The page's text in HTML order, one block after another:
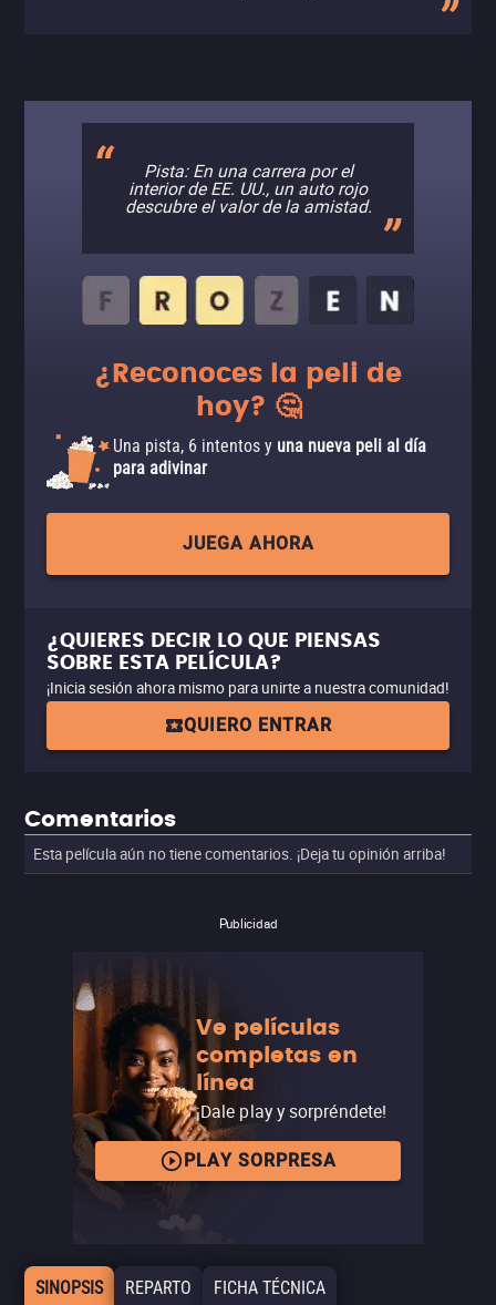
Pista: En una carrera por el
interior de EE. UU., un auto rojo
descubre el valor de la amistad.
¿Reconoces la peli de
hoy? 🤔
Una pista, 6 intentos y una nueva peli al día
para adivinar
JUEGA AHORA
¿QUIERES DECIR LO QUE PIENSAS
SOBRE ESTA PELÍCULA?
¡Inicia sesión ahora mismo para unirte a nuestra comunidad!
QUIERO ENTRAR
Comentarios
Esta película aún no tiene comentarios. ¡Deja tu opinión arriba!
Publicidad
Ve películas
completas en
línea
¡Dale play y sorpréndete!
PLAY SORPRESA
SINOPSIS REPARTO FICHA TÉCNICA